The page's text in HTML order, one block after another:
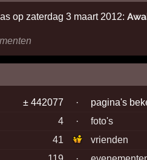
op zaterdag 3 maart 2012:
± 442077 ·
pagina's
4
·
foto's
41
vrienden